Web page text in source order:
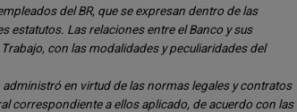
del BR, que se expresan dentro de las
estatutos. Las relaciones entre el Banco y sus
con las modalidades y peculiaridades del
en virtud de las normas legales y contratos
correspondiente a ellos aplicado, de acuerdo con las